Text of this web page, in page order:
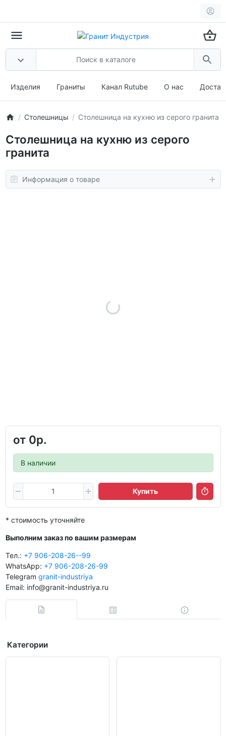
Изделия Граниты Канал Rutube О нас
Столешницы Столешница на кухню из серого гранита
Столешница на кухню из серого
гранита
Информация о товаре
от 0р.
В наличии
Купить
* стоимость уточняйте
Выполним заказ по вашим размерам
Тел.: +7 906-208-26--99
WhatsApp: +7 906-208-26-99
Telegram granit-industriya
Email: info@granit-industriya.ru
Категории